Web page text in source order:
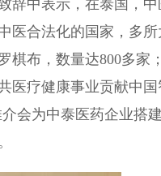
中表示，在泰国，中
医合法化的国家，多所
布，数量达800多家；
医疗健康事业贡献中国
会为中泰医药企业搭建